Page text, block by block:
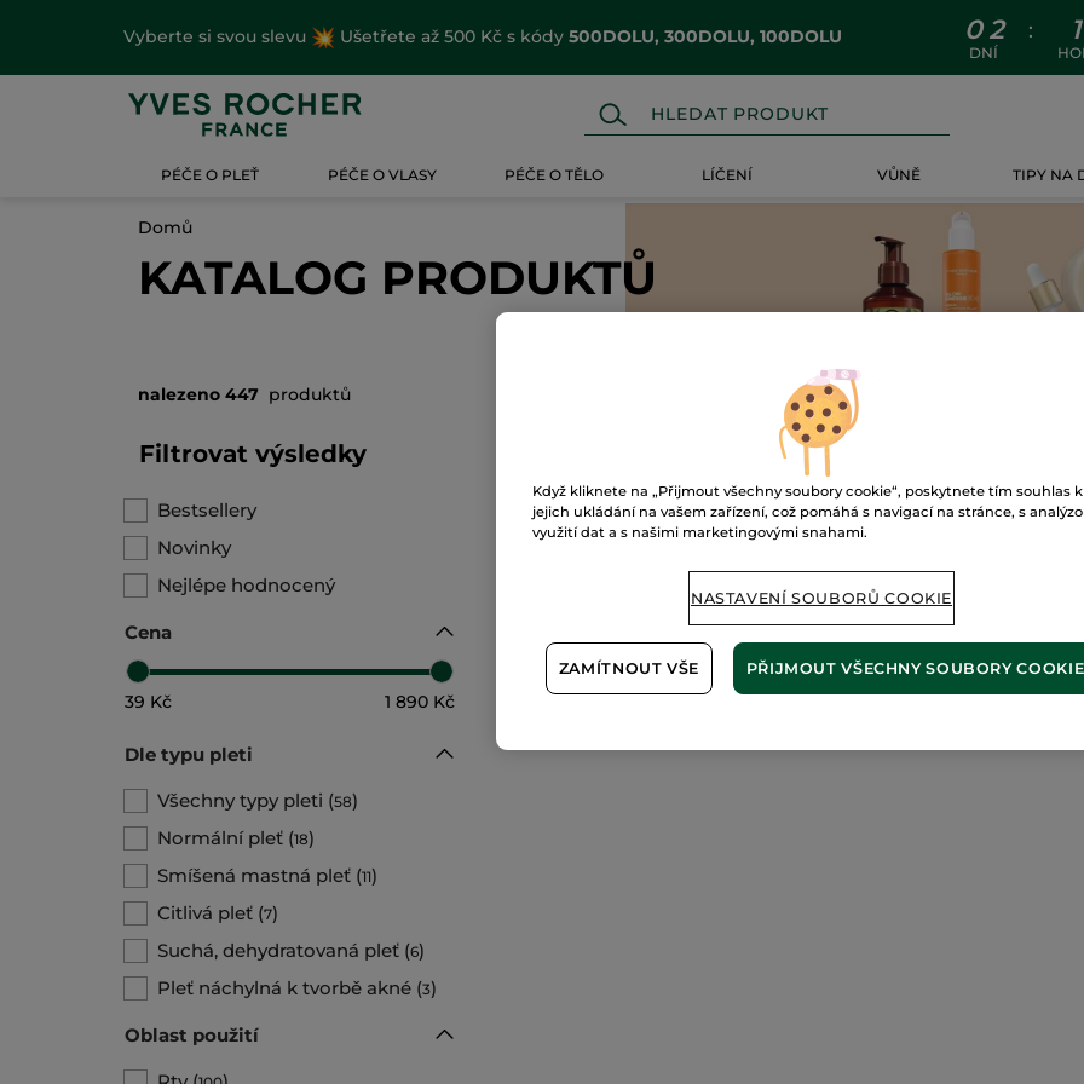
Vyberte si svou slevu Ušetřete až 500 Kč s kódy 500DOLU, 300DOLU, 100DOLU 0 2
DNÍ
: 1
PÉČE O PLEŤ PÉČE O VLASY PÉČE O TĚLO LÍČENÍ VŮNĚ TIPY NA
Domů
KATALOG PRODUKTŮ
nalezeno 447 produktů
Filtrovat výsledky
Bestsellery
Novinky
Nejlépe hodnocený
Cena
39 Kč 1 890 Kč
Dle typu pleti
Všechny typy pleti (58)
Normální pleť (18)
Smíšená mastná pleť (11)
Citlivá pleť (7)
Suchá, dehydratovaná pleť (6)
Pleť náchylná k tvorbě akné (3)
Oblast použití
Když kliknete na „Přijmout všechny soubory cookie“, poskytnete tím souhlas k
jejich ukládání na vašem zařízení, což pomáhá s navigací na stránce, s
využití dat a s našimi marketingovými snahami.
NASTAVENÍ SOUBORŮ COOKIE
ZAMÍTNOUT VŠE PŘIJMOUT VŠECHNY SOUBORY COOKIE